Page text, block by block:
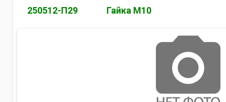
250512-П29 Гайка М10